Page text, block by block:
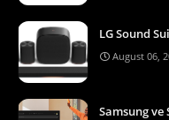
LG Sound
August 06,
Samsung